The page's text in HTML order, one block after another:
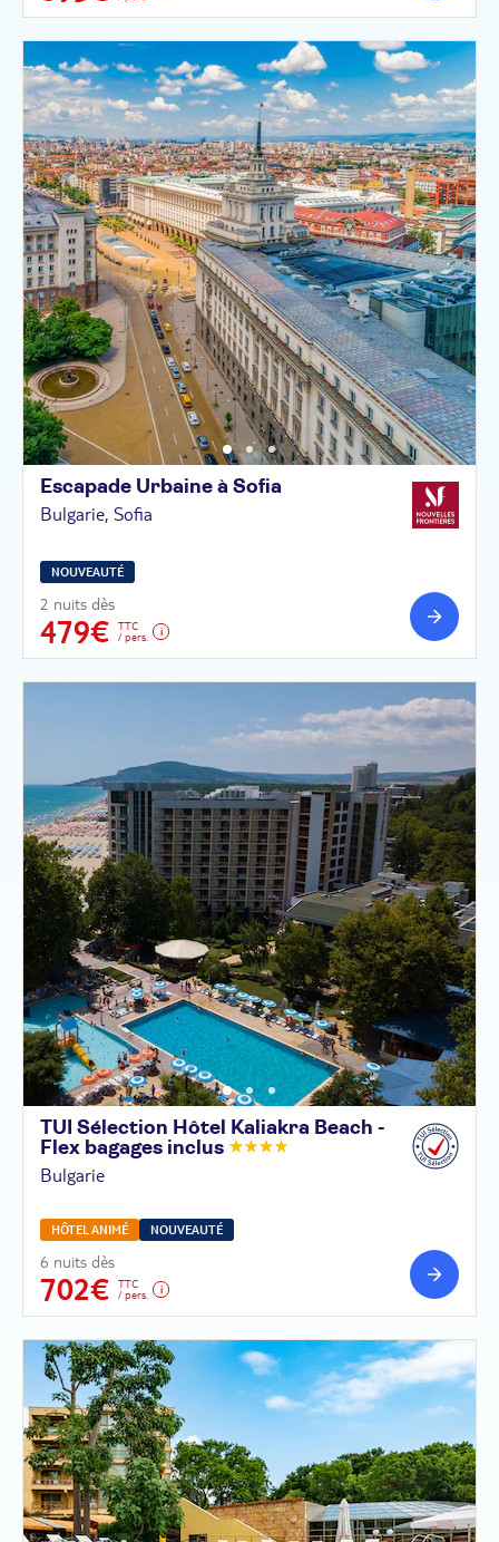
Escapade Urbaine à Sofia
Bulgarie, Sofia
NOUVEAUTÉ
2 nuits dès
479€
TTC
/ pers.
TUI Sélection Hôtel Kaliakra Beach -
Flex bagages inclus
Bulgarie
HÔTEL ANIMÉ NOUVEAUTÉ
6 nuits dès
702€
TTC
/ pers.